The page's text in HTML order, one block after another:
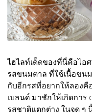
ไฮไลท์เด็ดของที่นี่คือไอ
รสขนมตาล ที่ใช้เนื้อขน
กับอีกรสที่อยากให้ลอง
เบลนด์ มาชักให้เกิดการ
รสชาติแตกต่าง ในจุด ๆ